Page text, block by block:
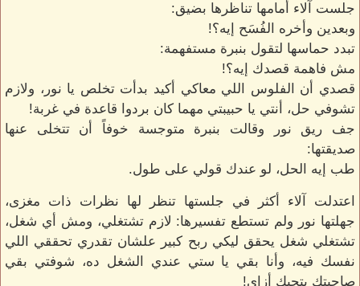
جلست آلاء أمامها تناظرها بضيق:
وبعدين وأخره الفُسَح إيه؟!
تبدد حماسها لتقول بنبرة مستفهمة:
مش فاهمة قصدك إيه؟!
قصدي أن الفلوس اللي معاكي أكيد بدأت تخلص يا نور، ولازم
تشوفي حل، أنتي يا حبيبتي مهما كان بردوا قاعدة في غربة!
جف ريق نور وقالت بنبرة متوجسة خوفاً أن تتخلى عنها
صديقتها:
طب إيه الحل، لو عندك قولي على طول.
اعتدلت آلاء أكثر في جلستها تنظر لها نظرات ذات مغزى،
جهلتها نور ولم تستطع تفسيرها: لازم تشتغلي، ومش أي شغل،
تشتغلي شغل يحقق ليكي ربح كبير علشان تقدري تحققي اللي
نفسك فيه، وأنا بقي يا ستي عندي الشغل ده، شوفتي بقي
صاحبتك بتحبك أزاي!